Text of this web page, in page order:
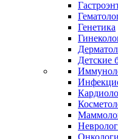
Генетика
Детские